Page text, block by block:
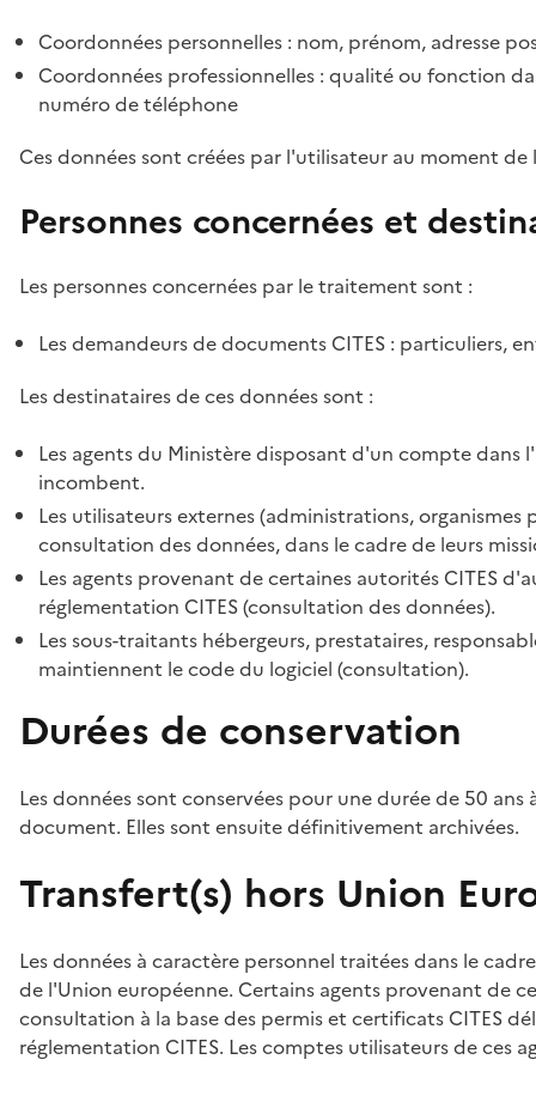
Coordonnées personnelles : nom, prénom, adresse
Coordonnées professionnelles : qualité ou fonction
numéro de téléphone
Ces données sont créées par l'utilisateur au moment
Personnes concernées et
Les personnes concernées par le traitement sont :
Les demandeurs de documents CITES : particuliers,
Les destinataires de ces données sont :
Les agents du Ministère disposant d'un compte
incombent.
Les utilisateurs externes (administrations,
consultation des données, dans le cadre de leurs
Les agents provenant de certaines autorités CITES
réglementation CITES (consultation des données).
Les sous-traitants hébergeurs, prestataires,
maintiennent le code du logiciel (consultation).
Durées de conservation
Les données sont conservées pour une durée de 50
document. Elles sont ensuite définitivement archivées.
Transfert(s) hors Union
Les données à caractère personnel traitées dans le
de l'Union européenne. Certains agents provenant de
consultation à la base des permis et certificats CITES
réglementation CITES. Les comptes utilisateurs de ces